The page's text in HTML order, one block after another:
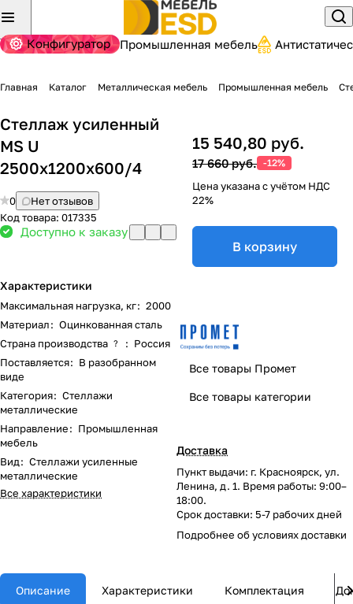
Конфигуратор Промышленная мебель
Главная Каталог Металлическая мебель Промышленная мебель
Стеллаж усиленный
MS U
2500x1200x600/4
0
Нет отзывов
Код товара: 017335
Доступно к заказу
Характеристики
Максимальная нагрузка, кг: 2000
Материал: Оцинкованная сталь
Страна производства ? : Россия
Поставляется: В разобранном
виде
Категория: Стеллажи
металлические
Направление: Промышленная
мебель
Вид: Стеллажи усиленные
металлические
Все характеристики
15 540,80 руб.
17 660 руб. -12%
Цена указана с учётом НДС
22%
В корзину
Все товары Промет
Все товары категории
Доставка
Пункт выдачи: г. Красноярск, ул.
Ленина, д. 1. Время работы: 9:00–
18:00.
Срок доставки: 5-7 рабочих дней
Подробнее обусловиях доставки
Описание Характеристики Комплектация